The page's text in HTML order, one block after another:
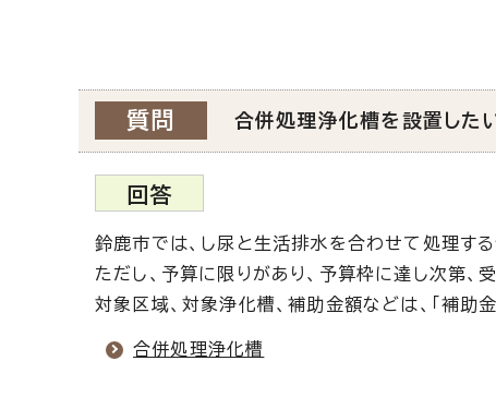
質問 合併処理浄化槽を設置した
回答
鈴鹿市では、し尿と生活排水を合わせて処理す
ただし、予算に限りがあり、予算枠に達し次第、
対象区域、対象浄化槽、補助金額などは、「補助
合併処理浄化槽